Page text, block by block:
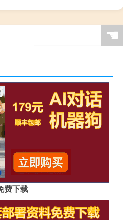
☚
费下载